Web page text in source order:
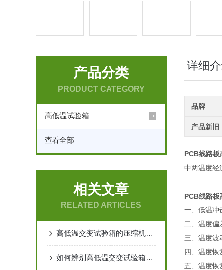
产品分类
PRODUCT CATEGORY
高低温试验箱
查看全部
相关文章
RELATED ARTICLES
高低温交变试验箱的压缩机机油怎么更换?
如何辨别高低温交变试验箱是否正常运行？
详细
品牌
产品新旧
PCB线路板
中两温度经
PCB线路板
一、低温冲
二、温度偏
三、温度波
四、温度恢
五、温度恢